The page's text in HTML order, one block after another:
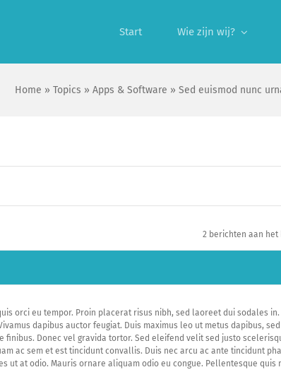
Start Wie zijn wij?
Home » Topics » Apps & Software » Sed euismod nunc
2 berichten aan het
orci eu tempor. Proin placerat risus nibh, sed laoreet dui sodales
dapibus auctor feugiat. Duis maximus leo ut metus dapibus,
finibus. Donec vel gravida tortor. Sed eleifend velit sed justo
ac sem et est tincidunt convallis. Duis nec arcu ac ante tincidunt
ut at odio. Mauris ornare aliquam odio eu congue. Pellentesque quis